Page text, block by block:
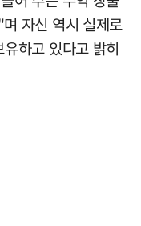
자신 역시 실제로
하고 있다고 밝히